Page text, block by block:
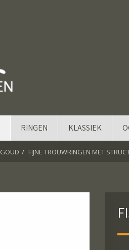
RINGEN KLASSIEK
GOUD FIJNE TROUWRINGEN MET